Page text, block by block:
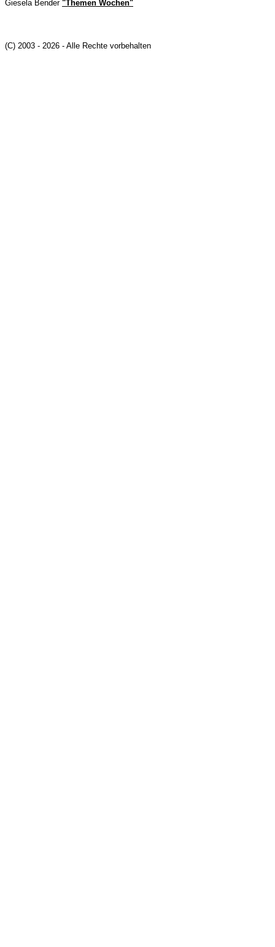
Giesela Bender "Themen Wochen"
(C) 2003 - 2026 - Alle Rechte vorbehalten